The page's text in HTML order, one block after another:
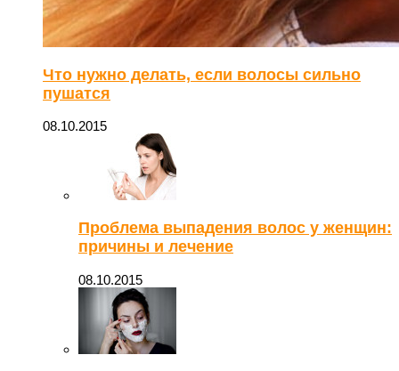
Что нужно делать, если волосы сильно
пушатся
08.10.2015
Проблема выпадения волос у женщин:
причины и лечение
08.10.2015